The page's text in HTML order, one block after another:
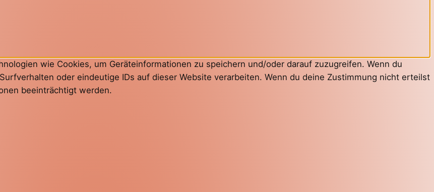
wie Cookies, um Geräteinformationen zu speichern und/oder darauf zuzugreifen. Wenn du
oder eindeutige IDs auf dieser Website verarbeiten. Wenn du deine Zustimmung nicht erteilst
beeinträchtigt werden.